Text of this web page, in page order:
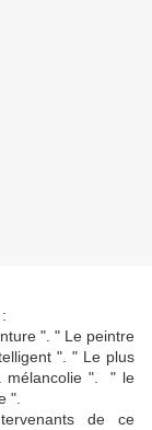
". " Le peintre
". " Le plus
mélancolie ". " le
".
de ce